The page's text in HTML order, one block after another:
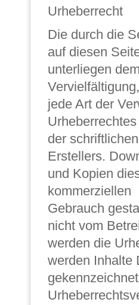
Urheberrecht
Die durch die
auf diesen
unterliegen
jede Art der
der
Erstellers.
und Kopien
kommerziellen
Gebrauch
nicht vom
werden die
werden Inhalte